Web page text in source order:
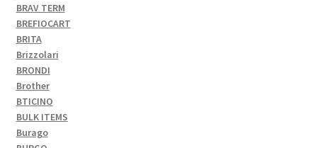
BRAV TERM
BREFIOCART
BRITA
Brizzolari
BRONDI
Brother
BTICINO
BULK ITEMS
Burago